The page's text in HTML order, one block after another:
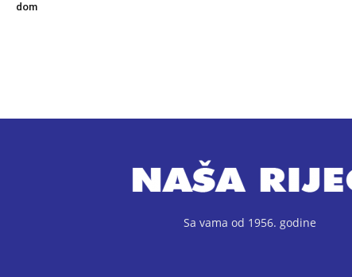
dom
Sa vama od 1956. godine